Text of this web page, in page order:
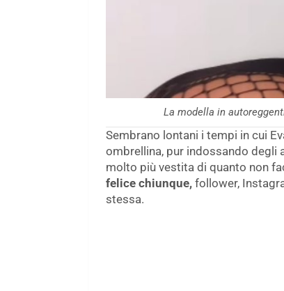
La modella in
Sembrano lontani i tempi in cui
ombrellina, pur indossando degli
molto più vestita di quanto non
felice chiunque, follower,
stessa.